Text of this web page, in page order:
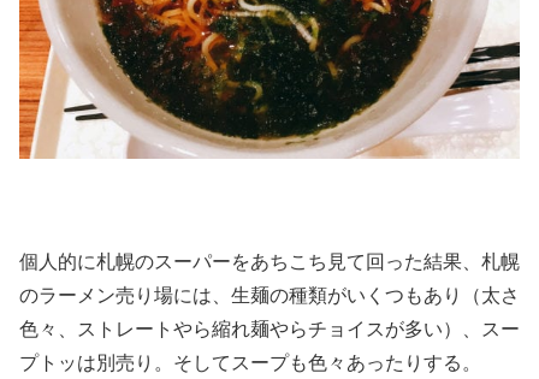
個人的に札幌のスーパーをあちこち見て回った結果、札幌
のラーメン売り場には、生麺の種類がいくつもあり（太さ
色々、ストレートやら縮れ麺やらチョイスが多い）、スー
プトッは別売り。そしてスープも色々あったりする。